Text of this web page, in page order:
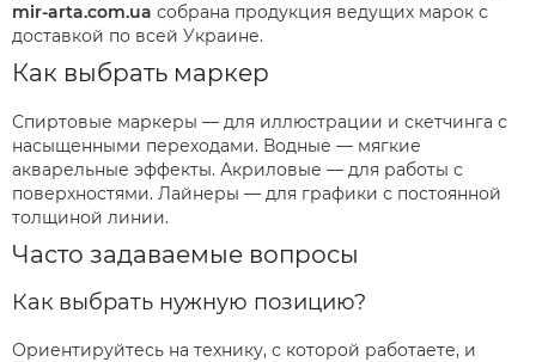
mir-arta.com.ua собрана продукция ведущих марок с
доставкой по всей Украине.
Как выбрать маркер
Спиртовые маркеры — для иллюстрации и скетчинга с
насыщенными переходами. Водные — мягкие
акварельные эффекты. Акриловые — для работы с
поверхностями. Лайнеры — для графики с постоянной
толщиной линии.
Часто задаваемые вопросы
Как выбрать нужную позицию?
Ориентируйтесь на технику, с которой работаете, и